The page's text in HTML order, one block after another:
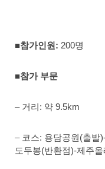
■참가인원: 200명
■참가 부문
– 거리: 약 9.5km
– 코스: 용담공원(출발
도두봉(반환점)-제주